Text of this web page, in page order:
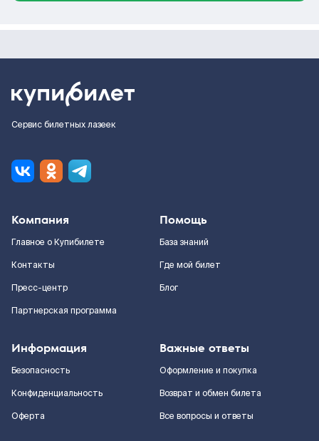
Сервис билетных лазеек
Компания
Главное о Купибилете
Контакты
Пресс-центр
Партнерская программа
Помощь
База знаний
Где мой билет
Блог
Информация
Безопасность
Конфиденциальность
Оферта
Важные ответы
Оформление и покупка
Возврат и обмен билета
Все вопросы и ответы